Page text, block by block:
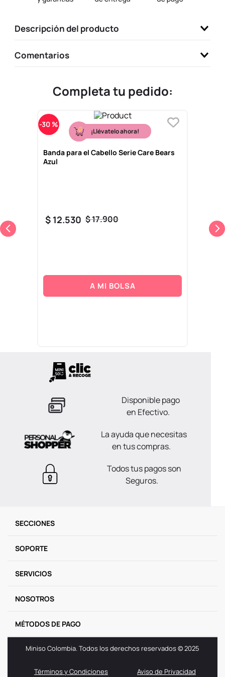
Descripción del producto
Comentarios
Completa tu pedido:
-30 %
¡Llévatelo ahora!
Banda para el Cabello Serie Care Bears
Azul
$17.900
$ 12.530
A MI BOLSA
Disponible pago
en Efectivo.
La ayuda que necesitas
en tus compras.
Todos tus pagos son
Seguros.
SECCIONES
SOPORTE
SERVICIOS
NOSOTROS
MÉTODOS DE PAGO
Miniso Colombia. Todos los derechos reservados © 2025
Términos y Condiciones Aviso de Privacidad
10. one piece